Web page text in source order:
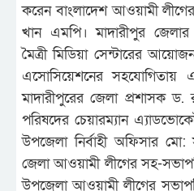
করেন বাংলাদেশ আওয়ামী
খান এমপি। মাদারীপুর জেলার
মৈত্রী মিডিয়া সেন্টারের
এসোসিয়েশনের সহযোগিতায়
মাদারীপুরের জেলা প্রশাসক
পরিষদের চেয়ারম্যান
উপজেলা নির্বাহী অফিসার মো:
জেলা আওয়ামী লীগের সহ-
উপজেলা আওয়ামী লীগের